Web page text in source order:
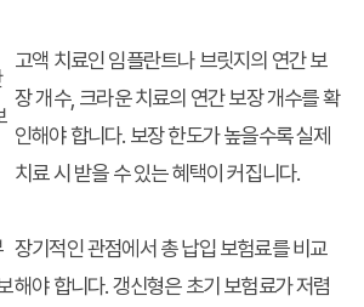
고액 치료인 임플란트나 브릿지의 연간 보
장 개수, 크라운 치료의 연간 보장 개수를 확
인해야 합니다. 보장 한도가 높을수록 실제
치료 시 받을 수 있는 혜택이 커집니다.
장기적인 관점에서 총 납입 보험료를 비교
해야 합니다. 갱신형은 초기 보험료가 저렴